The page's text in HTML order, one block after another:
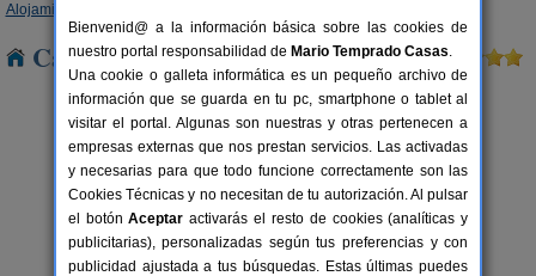
Alojamientos
Casas Rurales cerca de Villaralbo
4 pers.
desde30 €
Casa Rural El Barricuevo
Almeida de Sayago (Zamora)
Bienvenid@ a la información básica sobre las cookies de
nuestro portal responsabilidad de Mario Temprado Casas.
Una cookie o galleta informática es un pequeño archivo de
información que se guarda en tu pc, smartphone o tablet al
visitar el portal. Algunas son nuestras y otras pertenecen a
empresas externas que nos prestan servicios. Las activadas
y necesarias para que todo funcione correctamente son las
Cookies Técnicas y no necesitan de tu autorización. Al pulsar
el botónAceptar activarás el resto de cookies (analíticas y
publicitarias), personalizadas según tus preferencias y con
publicidad ajustada a tus búsquedas. Estas últimas puedes